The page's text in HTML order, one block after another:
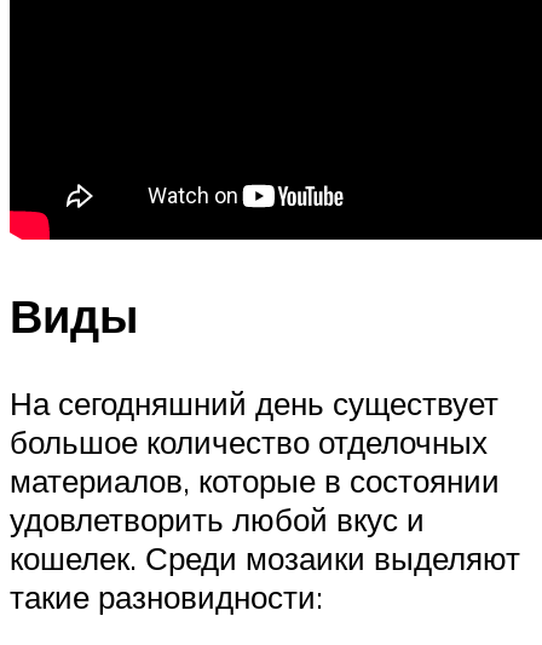
Виды
На сегодняшний день существует
большое количество отделочных
материалов, которые в состоянии
удовлетворить любой вкус и
кошелек. Среди мозаики выделяют
такие разновидности: